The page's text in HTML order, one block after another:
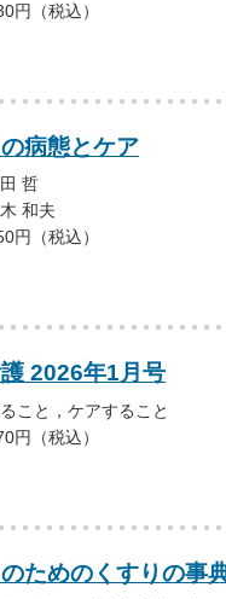
円（税込）
病態とケア
哲
和夫
円（税込）
2026年1月号
こと，ケアすること
円（税込）
ためのくすりの事